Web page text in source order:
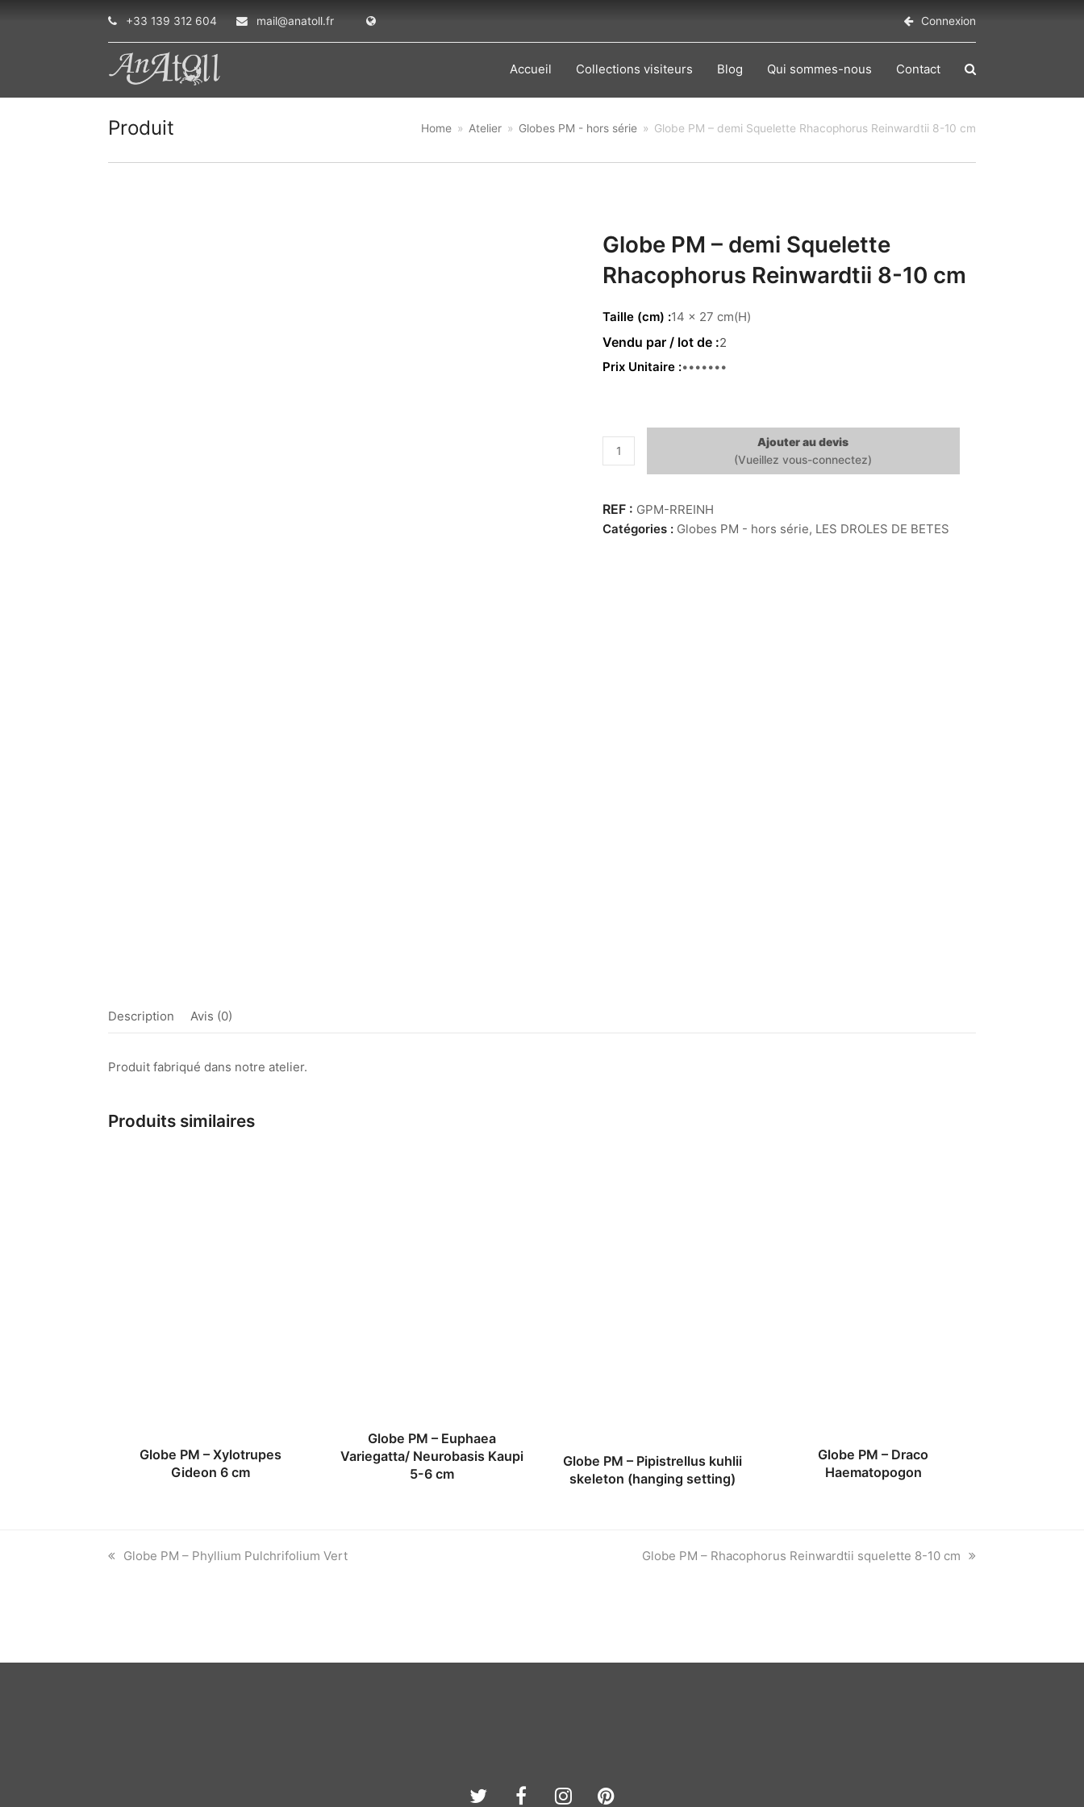
+33 139 312 604 mail@anatoll.fr Connexion
Accueil Collections visiteurs Blog Qui sommes-nous Contact
Produit Home » Atelier » Globes PM - hors série » Globe PM – demi Squelette Rhacophorus Reinwardtii 8-10 cm
Globe PM – demi Squelette
Rhacophorus Reinwardtii 8-10 cm
Taille (cm) 14 x 27 cm(H)
2
Prix Unitaire 49.00 €
quantité
de
PM
-
Ajouter au devis
GPM-RREINH
Catégories : Globes PM - hors série, LES DROLES DE BETES
Description Avis (0)
Produit fabriqué dans notre atelier.
Produits similaires
Globe PM – Xylotrupes
Gideon 6 cm
Globe PM – Euphaea
Variegatta/ Neurobasis Kaupi
5-6 cm
Globe PM – Pipistrellus kuhlii
skeleton (hanging setting)
Globe PM – Draco
Haematopogon
previous
Globe PM – Phyllium Pulchrifolium Vert
next
Globe PM – Rhacophorus Reinwardtii squelette 8-10 cm
TwitterFacebook
Instagram
Pinterest